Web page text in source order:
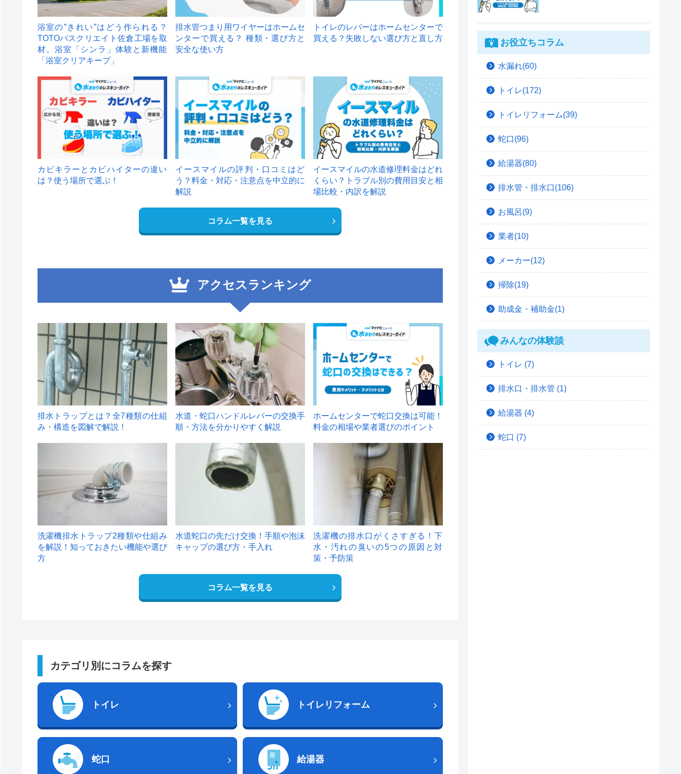
浴室の”きれい”はどう作られる？
TOTOバスクリエイト佐倉工場を取
材。浴室「シンラ」体験と新機能
「浴室クリアキープ」
排水管つまり用ワイヤーはホームセ
ンターで買える？ 種類・選び方と
安全な使い方
トイレのレバーはホームセンターで
買える？失敗しない選び方と直し方
カビキラーとカビハイターの違い
は？使う場所で選ぶ！
イースマイルの評判・口コミはど
う？料金・対応・注意点を中立的に
解説
イースマイルの水道修理料金はどれ
くらい？トラブル別の費用目安と相
場比較・内訳を解説
コラム一覧を見る
アクセスランキング
1
排水トラップとは？全7種類の仕組
み・構造を図解で解説！
2
水道・蛇口ハンドルレバーの交換手
順・方法を分かりやすく解説
ホームセンターで蛇口交換は可能！
料金の相場や業者選びのポイント
洗濯機排水トラップ2種類や仕組み
を解説！知っておきたい機能や選び
方
水道蛇口の先だけ交換！手順や泡沫
キャップの選び方・手入れ
洗濯機の排水口がくさすぎる！下
水・汚れの臭いの5つの原因と対
策・予防策
コラム一覧を見る
カテゴリ別にコラムを探す
トイレ トイレリフォーム
蛇口 給湯器
お役立ちコラム
水漏れ(60)
トイレ(172)
トイレリフォーム(39)
蛇口(96)
給湯器(80)
排水管・排水口(106)
お風呂(9)
業者(10)
メーカー(12)
掃除(19)
助成金・補助金(1)
みんなの体験談
トイレ (7)
排水口・排水管 (1)
給湯器 (4)
蛇口 (7)